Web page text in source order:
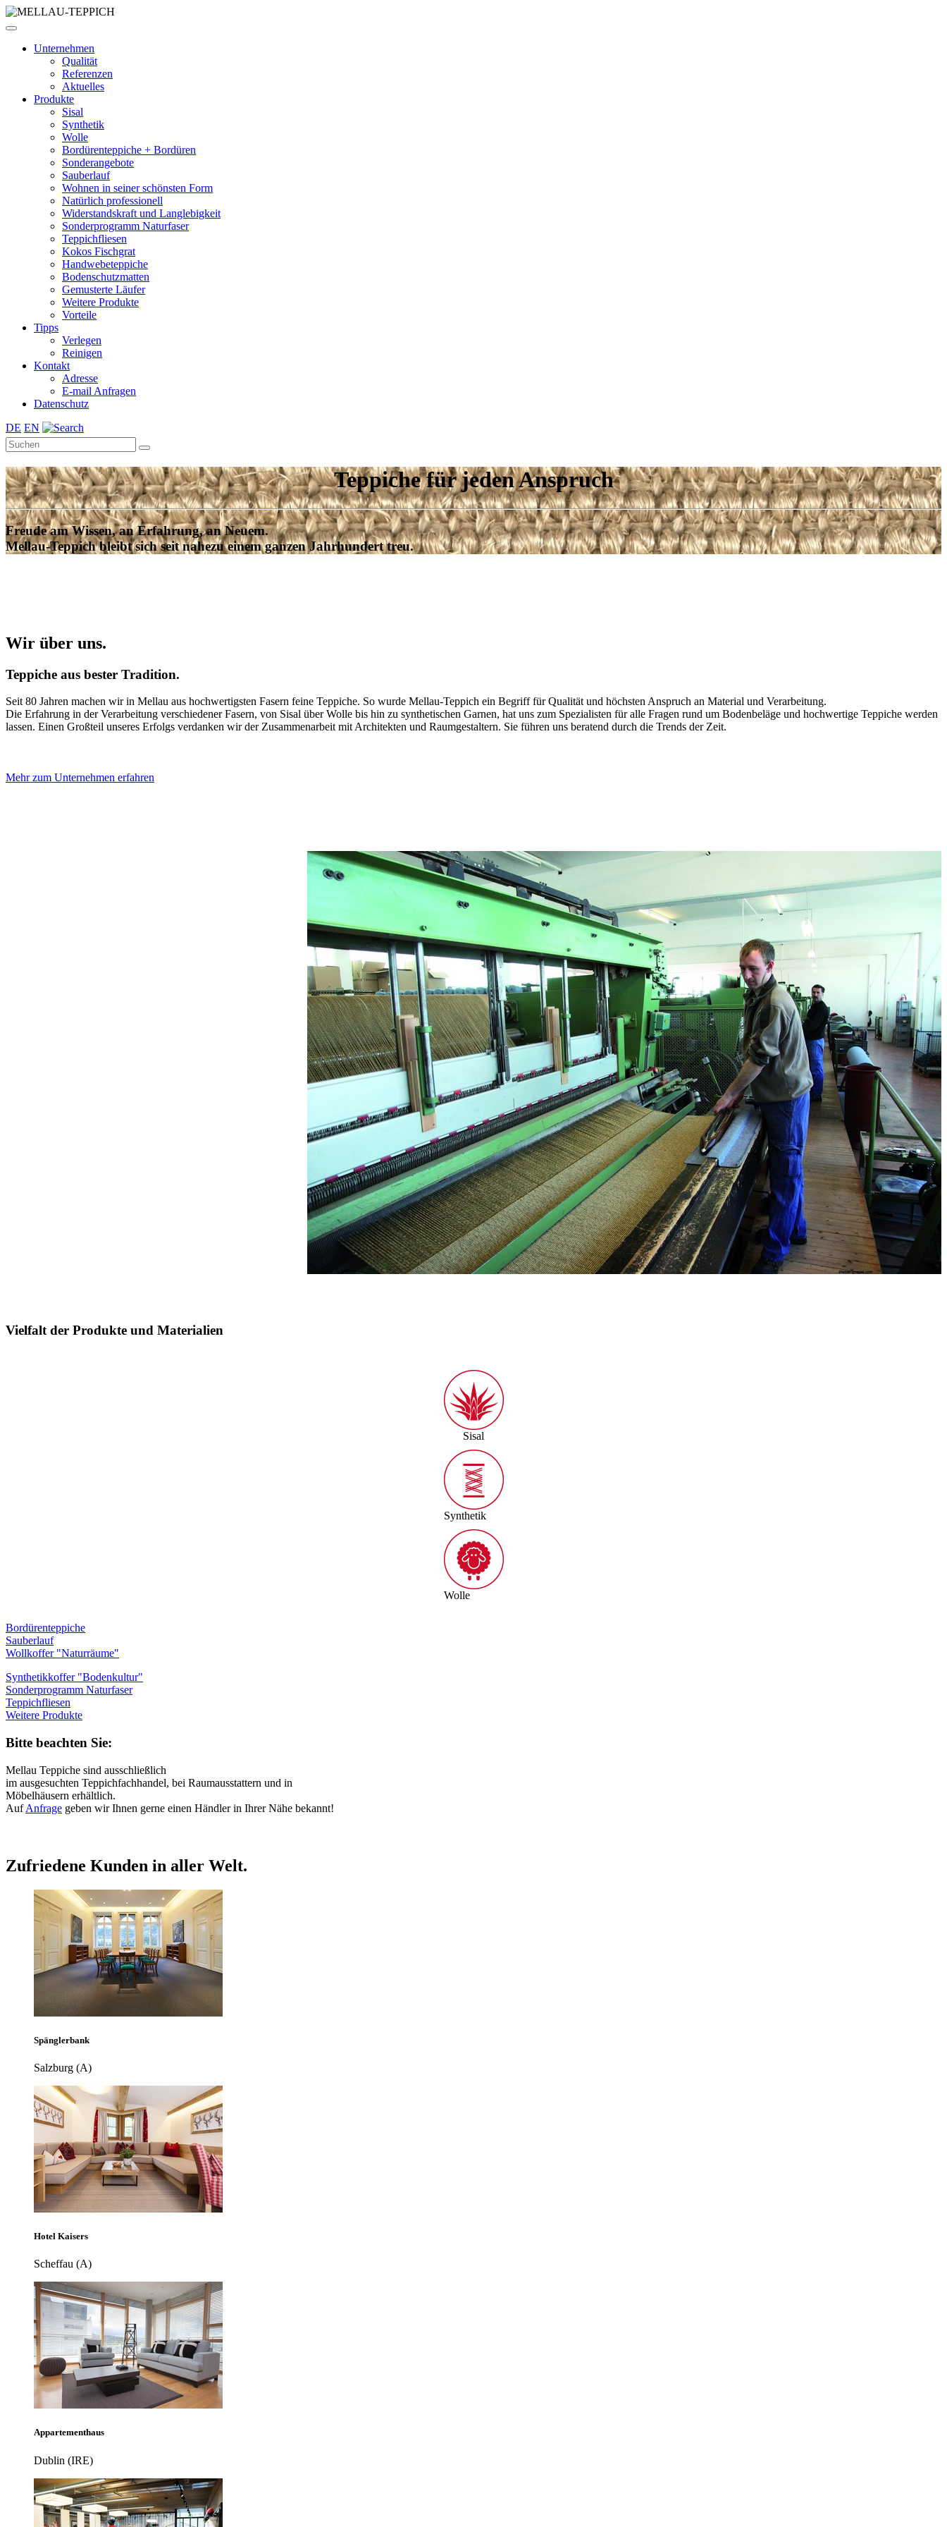
Unternehmen
Qualität
Referenzen
Aktuelles
Produkte
Sisal
Synthetik
Wolle
Bordürenteppiche + Bordüren
Sonderangebote
Sauberlauf
Wohnen in seiner schönsten Form
Natürlich professionell
Widerstandskraft und Langlebigkeit
Sonderprogramm Naturfaser
Teppichfliesen
Kokos Fischgrat
Handwebeteppiche
Bodenschutzmatten
Gemusterte Läufer
Weitere Produkte
Vorteile
Tipps
Verlegen
Reinigen
Kontakt
Adresse
E-mail Anfragen
Datenschutz
DE EN
Teppiche für jeden Anspruch
Freude am Wissen, an Erfahrung, an Neuem.
Mellau-Teppich bleibt sich seit nahezu einem ganzen Jahrhundert treu.
Wir über uns.
Teppiche aus bester Tradition.
Seit 80 Jahren machen wir in Mellau aus hochwertigsten Fasern feine Teppiche. So wurde Mellau-Teppich ein Begriff für Qualität und höchsten Anspruch an Material und Verarbeitung.
Die Erfahrung in der Verarbeitung verschiedener Fasern, von Sisal über Wolle bis hin zu synthetischen Garnen, hat uns zum Spezialisten für alle Fragen rund um Bodenbeläge und hochwertige Teppiche werden
lassen. Einen Großteil unseres Erfolgs verdanken wir der Zusammenarbeit mit Architekten und Raumgestaltern. Sie führen uns beratend durch die Trends der Zeit.
Mehr zum Unternehmen erfahren
Vielfalt der Produkte und Materialien
Sisal
Synthetik
Wolle
Bordürenteppiche
Sauberlauf
Wollkoffer "Naturräume"
Synthetikkoffer "Bodenkultur"
Sonderprogramm Naturfaser
Teppichfliesen
Weitere Produkte
Bitte beachten Sie:
Mellau Teppiche sind ausschließlich
im ausgesuchten Teppichfachhandel, bei Raumausstattern und in
Möbelhäusern erhältlich.
AufAnfrage geben wir Ihnen gerne einen Händler in Ihrer Nähe bekannt!
Zufriedene Kunden in aller Welt.
Spänglerbank
Salzburg (A)
Hotel Kaisers
Scheffau (A)
Appartementhaus
Dublin (IRE)